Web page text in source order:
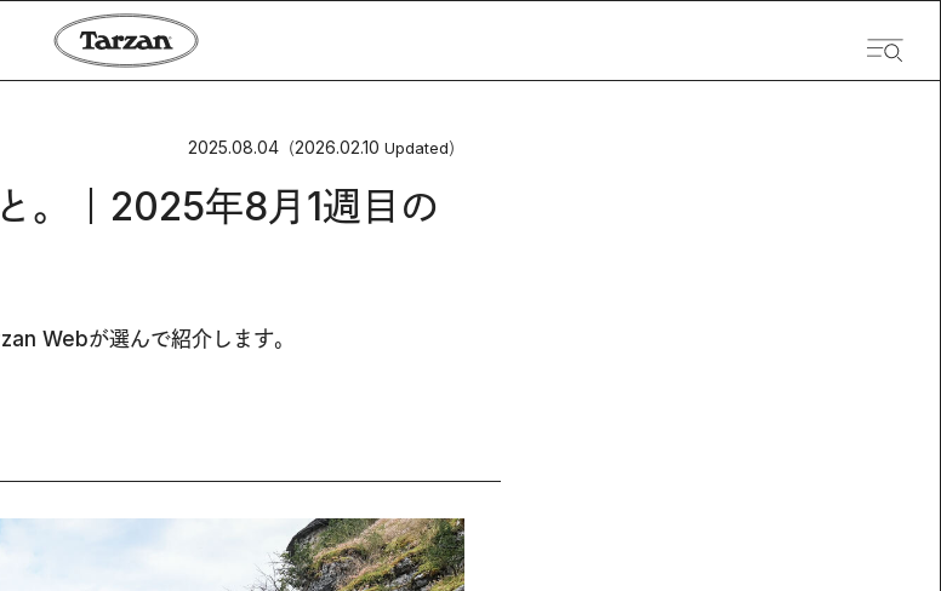
2025.08.04 （2026.02.10 Updated）
。｜2025年8月1週目の
Webが選んで紹介します。